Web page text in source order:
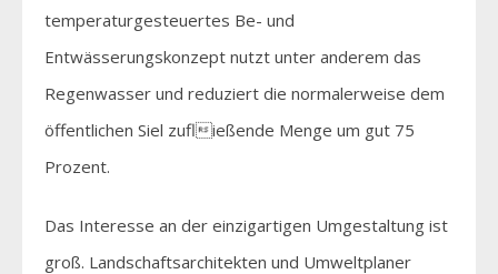
temperaturgesteuertes Be- und
Entwässerungskonzept nutzt unter anderem das
Regenwasser und reduziert die normalerweise dem
öffentlichen Siel zufließende Menge um gut 75
Prozent.
Das Interesse an der einzigartigen Umgestaltung ist
groß. Landschaftsarchitekten und Umweltplaner